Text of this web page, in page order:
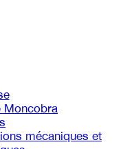
Moncobra
mécaniques et